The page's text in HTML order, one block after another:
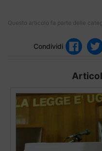
Questo articolo fa parte delle
Condividi